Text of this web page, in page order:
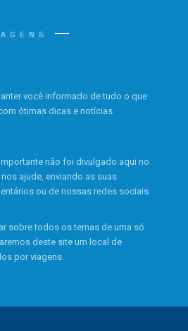
você informado de tudo o que
ótimas dicas e notícias
não foi divulgado aqui no
ajude, enviando as suas
ou de nossas redes sociais.
sobre todos os temas de uma só
deste site um local de
por viagens.